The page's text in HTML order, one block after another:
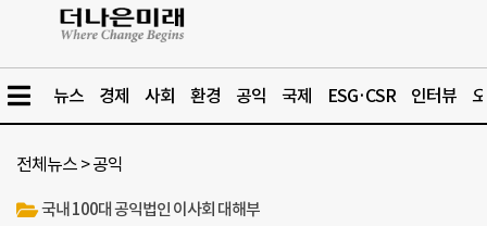
뉴스 경제 사회 환경 공익 국제 ESG·CSR 인터뷰
전체뉴스 >공익
국내 100대 공익법인 이사회 대해부